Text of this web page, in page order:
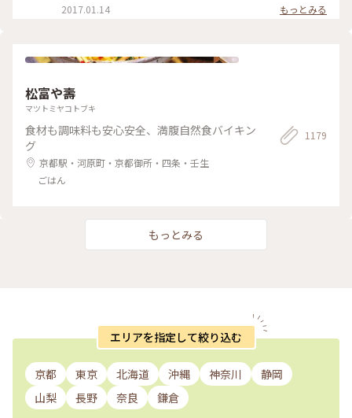
2017.01.14
もっとみる
松富や壽
マツトミヤコトブキ
食材も調味料も安心安全、満腹自然食バイキン
グ
京都駅・河原町・京都御所・四条・壬生
ごはん
1179
もっとみる
エリアを指定して絞り込む
京都 東京 北海道 沖縄 神奈川
静岡
山梨
長野 奈良 鎌倉